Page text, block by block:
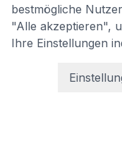
bestmögliche
"Alle akzeptieren",
Ihre Einstellungen